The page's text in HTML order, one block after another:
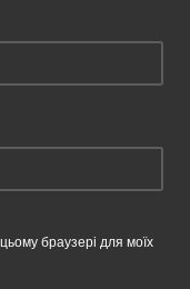
браузері для моїх